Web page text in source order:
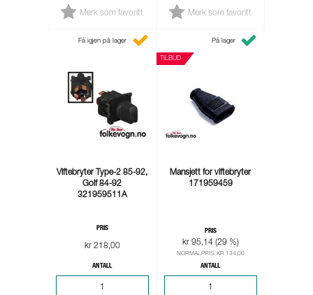
Merk som favoritt Merk som favoritt
Få igjen på lager
Viftebryter Type-2 85-92,
Golf 84-92
321959511A
PRIS
kr 218,00
ANTALL
TILBUD
På lager
Mansjett for viftebryter
171959459
PRIS
kr 95,14 (29 %)
NORMALPRIS: KR 134,00
ANTALL